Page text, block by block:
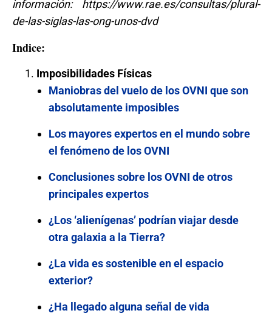
información: https://www.rae.es/consultas/plural-
de-las-siglas-las-ong-unos-dvd
Indice:
Imposibilidades Físicas
Maniobras del vuelo de los OVNI que son
absolutamente imposibles
Los mayores expertos en el mundo sobre
el fenómeno de los OVNI
Conclusiones sobre los OVNI de otros
principales expertos
¿Los ‘alienígenas’ podrían viajar desde
otra galaxia a la Tierra?
¿La vida es sostenible en el espacio
exterior?
¿Ha llegado alguna señal de vida